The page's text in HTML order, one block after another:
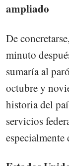
ampliado
De
minuto
sumaría al
octubre y
historia del
servicios
especialmente